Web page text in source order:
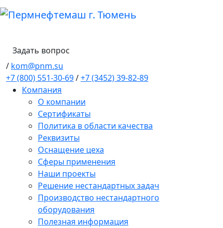
Задать вопрос
/ kom@pnm.su
+7 (800) 551-30-69/+7 (3452) 39-82-89
Компания
О компании
Сертификаты
Политика в области качества
Реквизиты
Оснащение цеха
Сферы применения
Наши проекты
Решение нестандартных задач
Производство нестандартного
оборудования
Полезная информация